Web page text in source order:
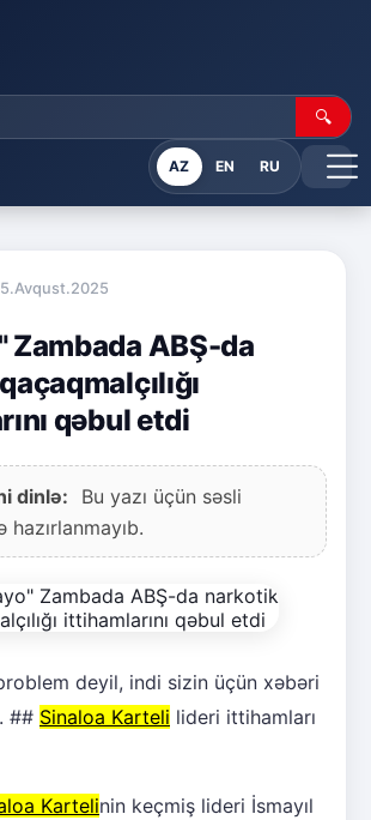
🔍
AZ EN RU
Zambada ABŞ-da
qəbul etdi
dinlə:
Bu yazı üçün səsli
hazırlanmayıb.
deyil, indi sizin üçün xəbəri
## Sinaloa Karteli lideri ittihamları
Kartelinin keçmiş lideri İsmayıl